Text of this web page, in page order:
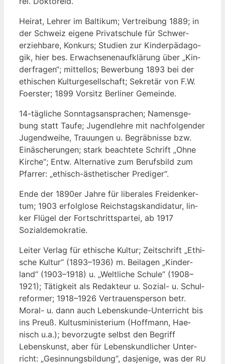
Hei­rat, Leh­rer im Bal­ti­kum; Ver­trei­bung 1889; in
der Schweiz eige­ne Pri­vat­schu­le für Schwer­
erzieh­ba­re, Kon­kurs; Stu­di­en zur Kin­der­päd­ago­
gik, hier bes. Erwach­se­nen­auf­klä­rung über „Kin­
der­fra­gen“; mit­tel­los; Bewer­bung 1893 bei der
ethi­schen Kul­tur­ge­sell­schaft; Sekre­tär von F.W.
Foers­ter; 1899 Vor­sitz Ber­li­ner Gemeinde.
14-täg­li­che Sonn­tags­an­spra­chen; Namens­ge­
bung statt Tau­fe; Jugend­leh­re mit nach­fol­gen­der
Jugend­wei­he, Trau­un­gen u. Begräb­nis­se bzw.
Ein­äsche­run­gen; stark beach­te­te Schrift „Ohne
Kir­che“; Entw. Alter­na­ti­ve zum Berufs­bild zum
Pfar­rer: „ethisch-ästhe­ti­scher Prediger“.
Ende der 1890er Jah­re für libe­ra­les Frei­den­ker­
tum; 1903 erfolg­lo­se Reichs­tags­kan­di­da­tur, lin­
ker Flü­gel der Fort­schritts­par­tei, ab 1917
Sozialdemokratie.
Lei­ter Ver­lag für ethi­sche Kul­tur; Zeit­schrift „Ethi­
sche Kul­tur“ (1893–1936) m. Bei­la­gen „Kin­der­
land“ (1903–1918) u. „Welt­li­che Schu­le“ (1908–
1921); Tätig­keit als Redak­teur u. Sozi­al- u. Schul­
re­for­mer; 1918–1926 Ver­trau­ens­per­son betr.
Moral- u. dann auch Lebens­kun­de-Unter­richt bis
ins Preuß. Kul­tus­mi­nis­te­ri­um (Hoff­mann, Hae­
nisch u.a.); bevor­zug­te selbst den Begriff
Lebens­kunst, aber für Lebens­kund­li­cher Unter­
richt: „Gesin­nungs­bil­dung“, das­je­ni­ge, was der RU